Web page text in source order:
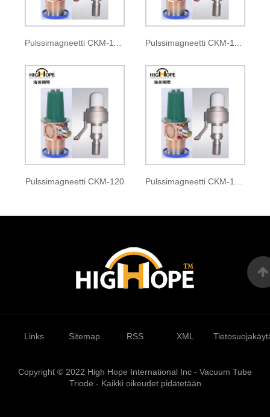
Pulssimagneetti CKM-120
Links Sitemap RSS XML
Copyright © 2022 High Hope International Inc - Vacuum Tube
Triode - Kaikki oikeudet pidätetään